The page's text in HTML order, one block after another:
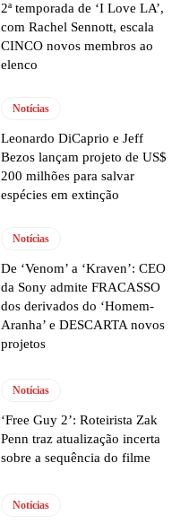
2ª temporada de ‘I Love LA’,
com Rachel Sennott, escala
CINCO novos membros ao
elenco
Notícias
Leonardo DiCaprio e Jeff
Bezos lançam projeto de US$
200 milhões para salvar
espécies em extinção
Notícias
De ‘Venom’ a ‘Kraven’: CEO
da Sony admite FRACASSO
dos derivados do ‘Homem-
Aranha’ e DESCARTA novos
projetos
Notícias
‘Free Guy 2’: Roteirista Zak
Penn traz atualização incerta
sobre a sequência do filme
Notícias